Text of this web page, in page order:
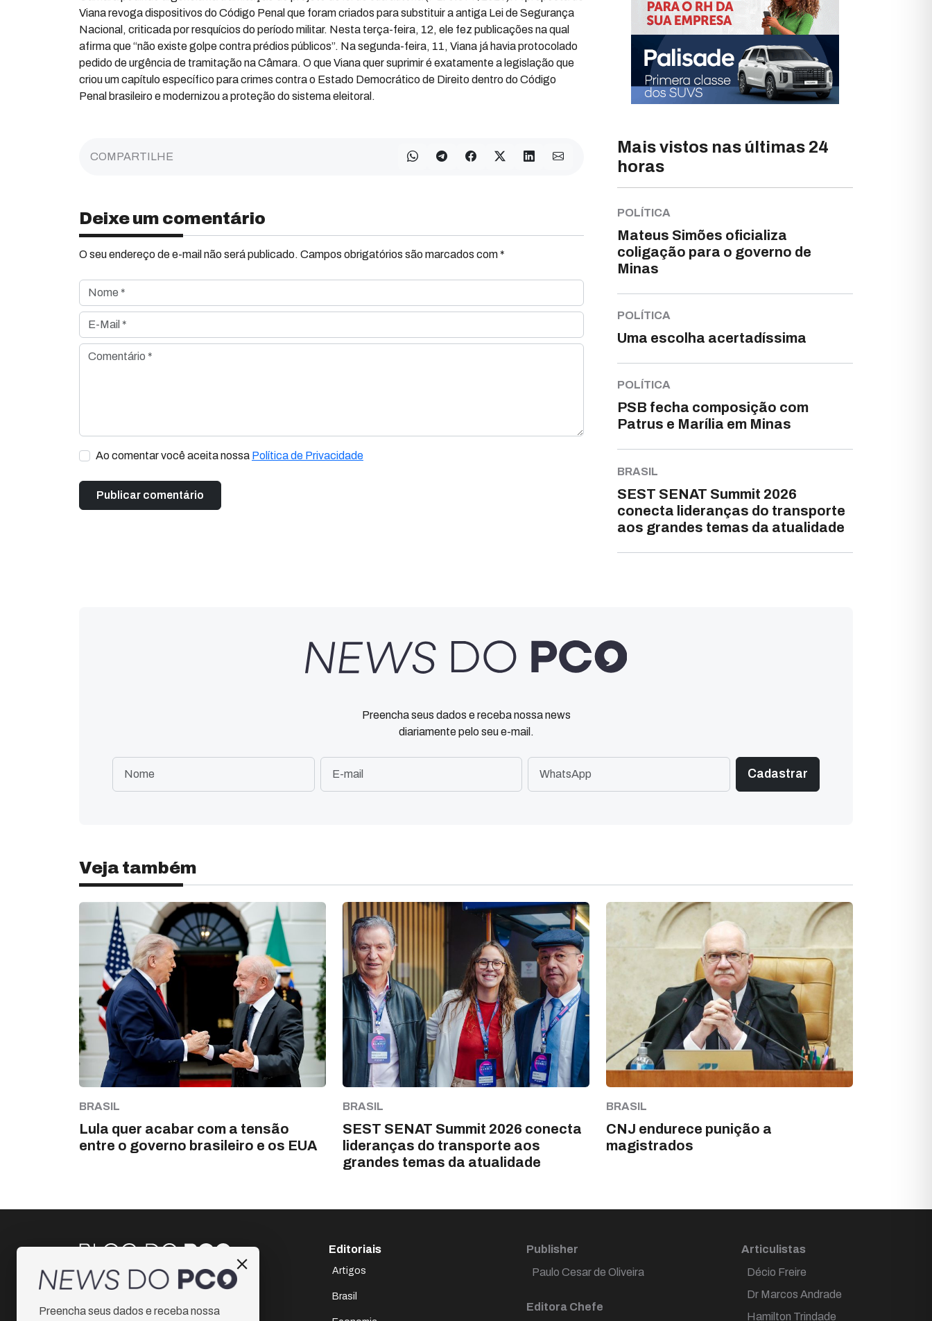
Viana revoga dispositivos do Código Penal que foram criados para substituir a antiga Lei de Segurança
Nacional, criticada por resquícios do período militar. Nesta terça-feira, 12, ele fez publicações na qual
afirma que “não existe golpe contra prédios públicos”. Na segunda-feira, 11, Viana já havia protocolado
pedido de urgência de tramitação na Câmara. O que Viana quer suprimir é exatamente a legislação que
criou um capítulo específico para crimes contra o Estado Democrático de Direito dentro do Código
Penal brasileiro e modernizou a proteção do sistema eleitoral.
COMPARTILHE
Deixe um comentário
O seu endereço de e-mail não será publicado. Campos obrigatórios são marcados com *
Nome *
E-Mail *
Comentário *
Ao comentar você aceita nossa Política de Privacidade
Mais vistos nas últimas 24
horas
POLÍTICA
Mateus Simões oficializa
coligação para o governo de
Minas
POLÍTICA
Uma escolha acertadíssima
POLÍTICA
PSB fecha composição com
Patrus e Marília em Minas
BRASIL
SEST SENAT Summit 2026
conecta lideranças do transporte
aos grandes temas da atualidade
Preencha seus dados e receba nossa news
diariamente pelo seu e-mail.
Veja também
BRASIL
Lula quer acabar com a tensão
entre o governo brasileiro e os EUA
BRASIL
SEST SENAT Summit 2026 conecta
lideranças do transporte aos
grandes temas da atualidade
BRASIL
CNJ endurece punição a
magistrados
Instagram
Facebook
Editoriais
Artigos
Brasil
Publisher
Paulo Cesar de Oliveira
Editora Chefe
Articulistas
Décio Freire
Dr Marcos Andrade
Hamilton Trindade
Preencha seus dados e receba nossa